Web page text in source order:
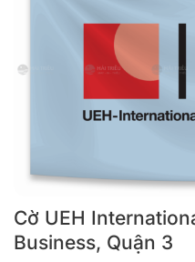
Cờ UEH
Business, Quận 3